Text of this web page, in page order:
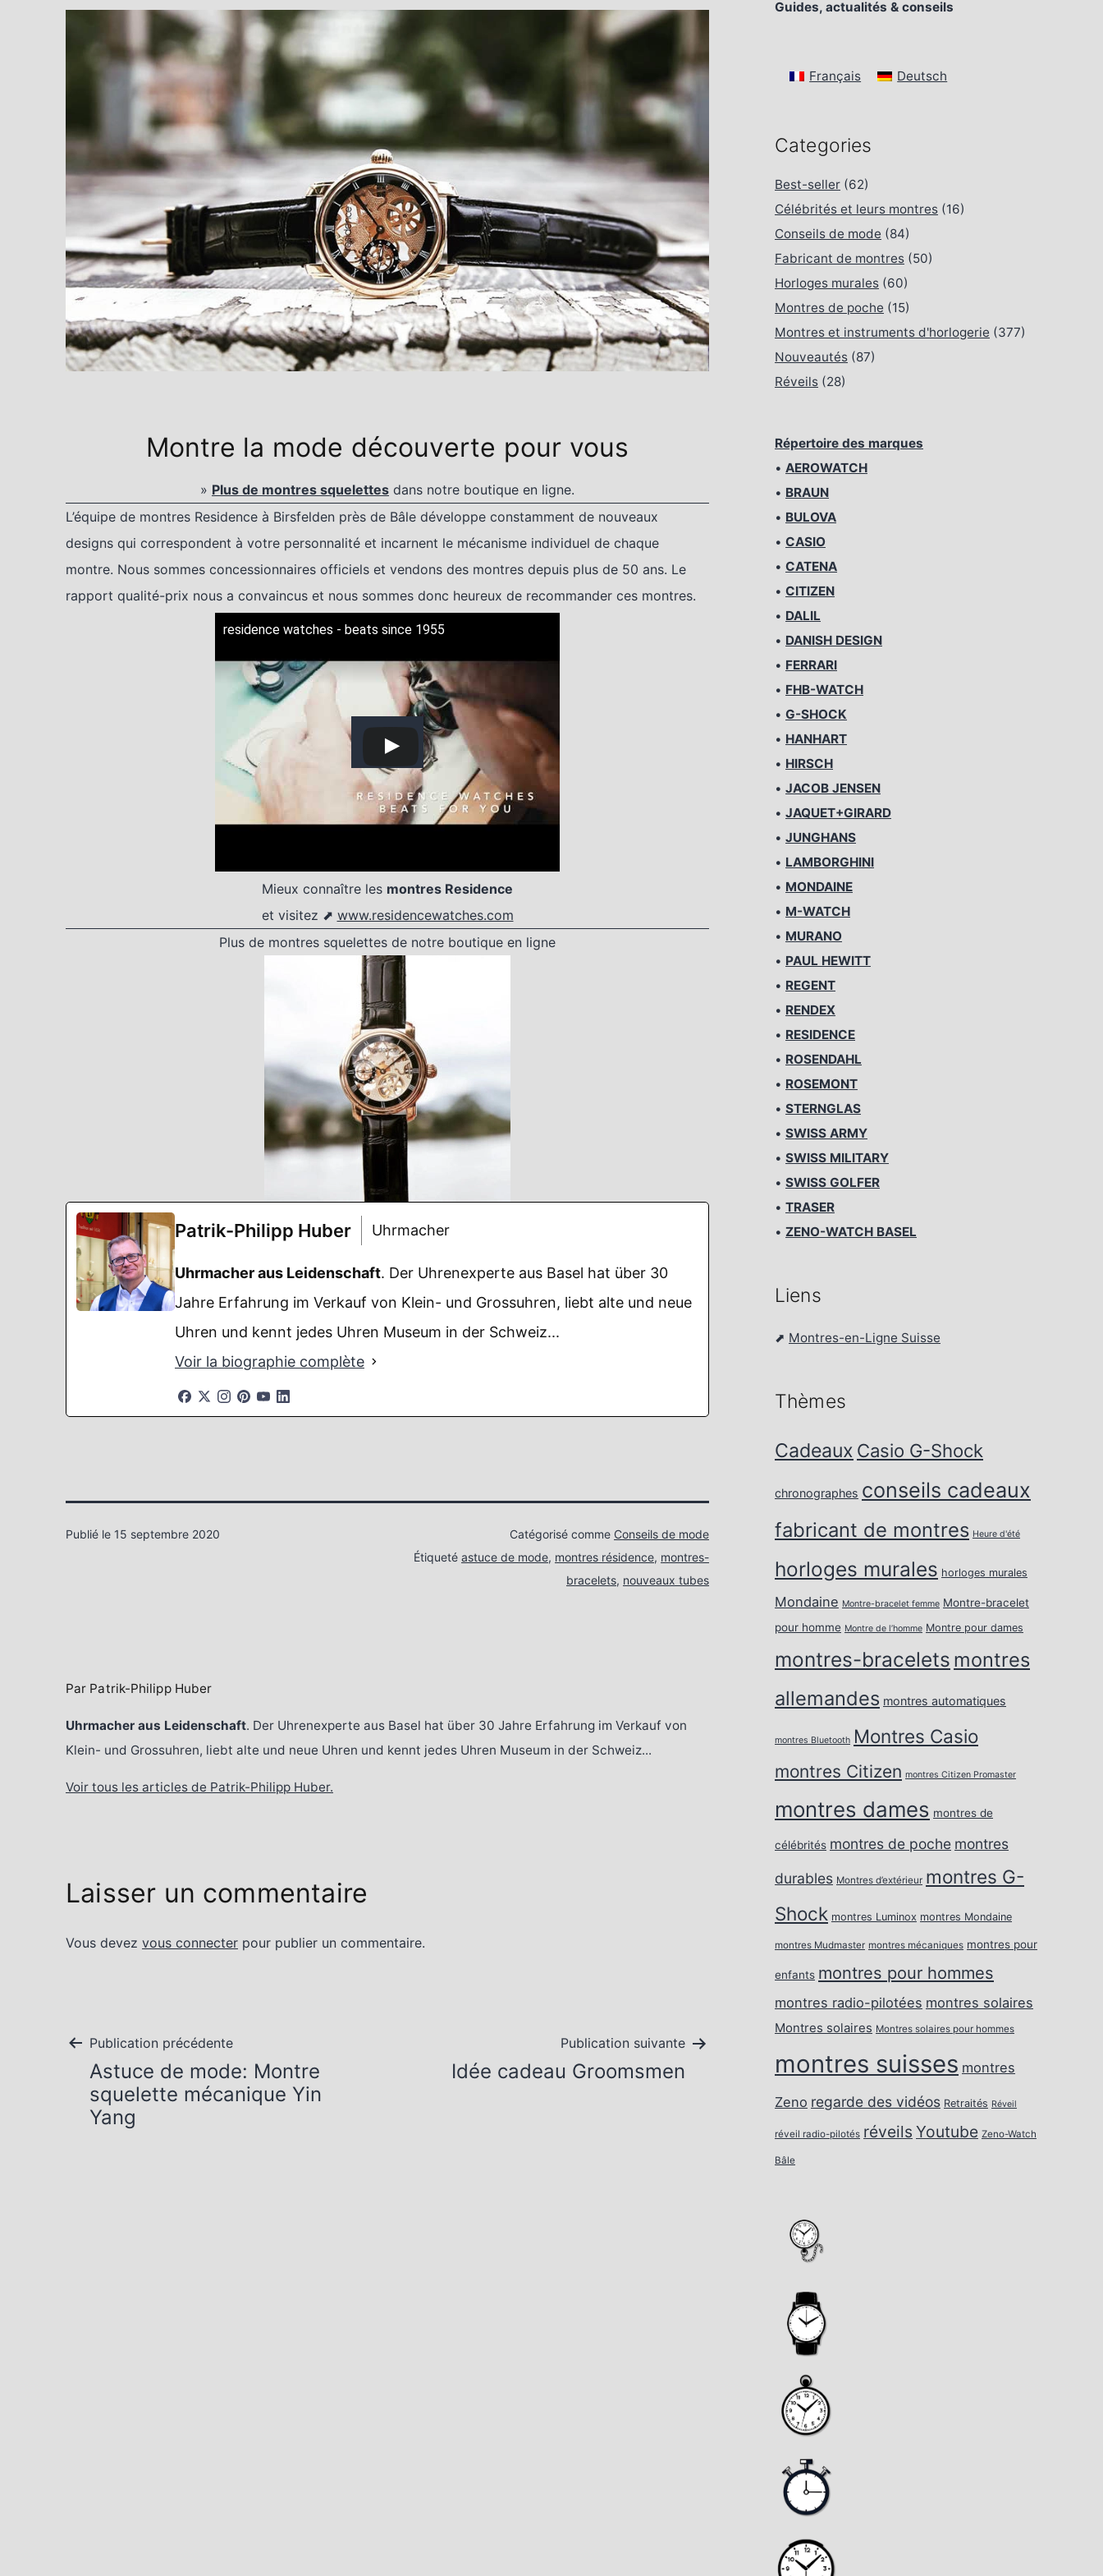
Montre la mode découverte pour vous
» Plus de montres squelettes dans notre boutique en ligne.
L’équipe de montres Residence à Birsfelden près de Bâle développe constamment de nouveaux
designs qui correspondent à votre personnalité et incarnent le mécanisme individuel de chaque
montre. Nous sommes concessionnaires officiels et vendons des montres depuis plus de 50 ans. Le
rapport qualité-prix nous a convaincus et nous sommes donc heureux de recommander ces montres.
residence watches - beats since 1955
Mieux connaître les montres Residence
et visitez ⬈ www.residencewatches.com
Plus de montres squelettes de notre boutique en ligne
Patrik-Philipp Huber Uhrmacher
Uhrmacher aus Leidenschaft. Der Uhrenexperte aus Basel hat über 30
Jahre Erfahrung im Verkauf von Klein- und Grossuhren, liebt alte und neue
Uhren und kennt jedes Uhren Museum in der Schweiz...
Voir la biographie complète
Publié le 15 septembre 2020 Catégorisé comme Conseils de mode
Étiqueté astuce de mode, montres résidence, montres-
bracelets, nouveaux tubes
Par Patrik-Philipp Huber
Uhrmacher aus Leidenschaft. Der Uhrenexperte aus Basel hat über 30 Jahre Erfahrung im Verkauf von
Klein- und Grossuhren, liebt alte und neue Uhren und kennt jedes Uhren Museum in der Schweiz...
Voir tous les articles de Patrik-Philipp Huber.
Laisser un commentaire
Vous devez vous connecter pour publier un commentaire.
Navigation
de
l’article
Publication précédente
Astuce de mode: Montre
squelette mécanique Yin
Yang
Publication suivante
Idée cadeau Groomsmen
Guides, actualités & conseils
Français Deutsch
Categories
Best-seller (62)
Célébrités et leurs montres (16)
Conseils de mode (84)
Fabricant de montres (50)
Horloges murales (60)
Montres de poche (15)
Montres et instruments d'horlogerie (377)
Nouveautés (87)
Réveils (28)
Répertoire des marques
• AEROWATCH
• BRAUN
• BULOVA
• CASIO
• CATENA
• CITIZEN
• DALIL
• DANISH DESIGN
• FERRARI
• FHB-WATCH
• G-SHOCK
• HANHART
• HIRSCH
• JACOB JENSEN
• JAQUET+GIRARD
• JUNGHANS
• LAMBORGHINI
• MONDAINE
• M-WATCH
• MURANO
• PAUL HEWITT
• REGENT
• RENDEX
• RESIDENCE
• ROSENDAHL
• ROSEMONT
• STERNGLAS
• SWISS ARMY
• SWISS MILITARY
• SWISS GOLFER
• TRASER
• ZENO-WATCH BASEL
Liens
⬈ Montres-en-Ligne Suisse
Thèmes
Cadeaux Casio G-Shock
chronographes conseils cadeaux
fabricant de montres Heure d'été
horloges murales horloges murales
Mondaine Montre-bracelet femme Montre-bracelet
pour homme Montre de l’homme Montre pour dames
montres-bracelets montres
allemandes montres automatiques
montres Bluetooth Montres Casio
montres Citizen montres Citizen Promaster
montres dames montres de
célébrités montres de poche montres
durables Montres d’extérieur montres G-
Shock montres Luminox montres Mondaine
montres Mudmaster montres mécaniques montres pour
enfants montres pour hommes
montres radio-pilotées montres solaires
Montres solaires Montres solaires pour hommes
montres suisses montres
Zeno regarde des vidéos Retraités Réveil
réveil radio-pilotés réveils Youtube Zeno-Watch
Bâle